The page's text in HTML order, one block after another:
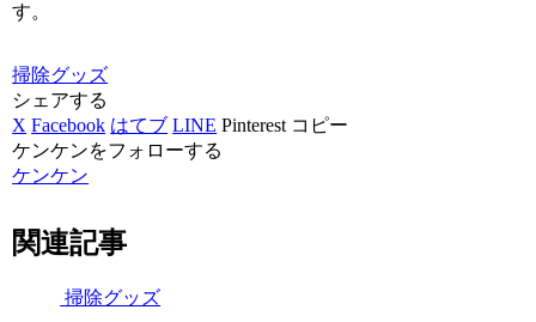
す。
掃除グッズ
シェアする
X Facebook はてブ LINE Pinterest コピー
ケンケンをフォローする
ケンケン
関連記事
掃除グッズ